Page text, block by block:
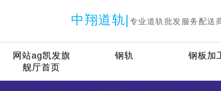
中翔道轨| 专业道轨批发服务配送
网站ag凯发旗
舰厅首页
钢轨 钢板加